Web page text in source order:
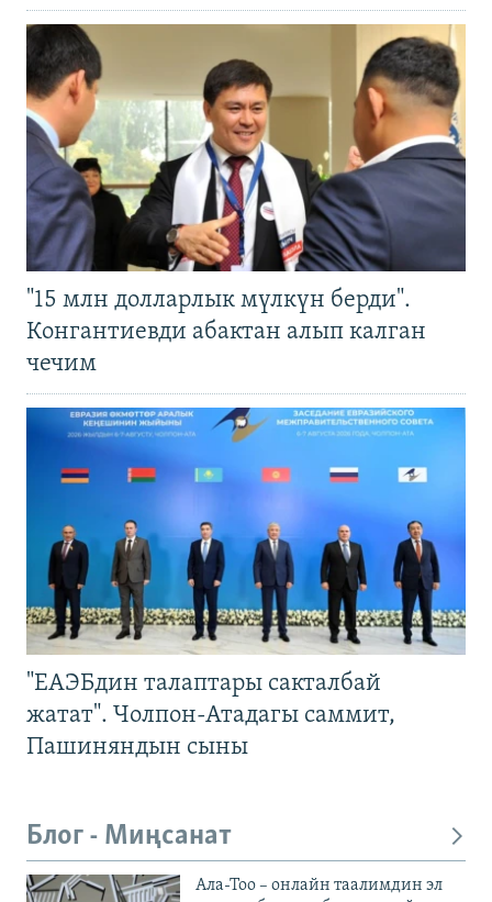
"15 млн долларлык мүлкүн берди".
Конгантиевди абактан алып калган
чечим
"ЕАЭБдин талаптары сакталбай
жатат". Чолпон-Атадагы саммит,
Пашиняндын сыны
Блог - Миңсанат
Ала-Тоо – онлайн таалимдин эл